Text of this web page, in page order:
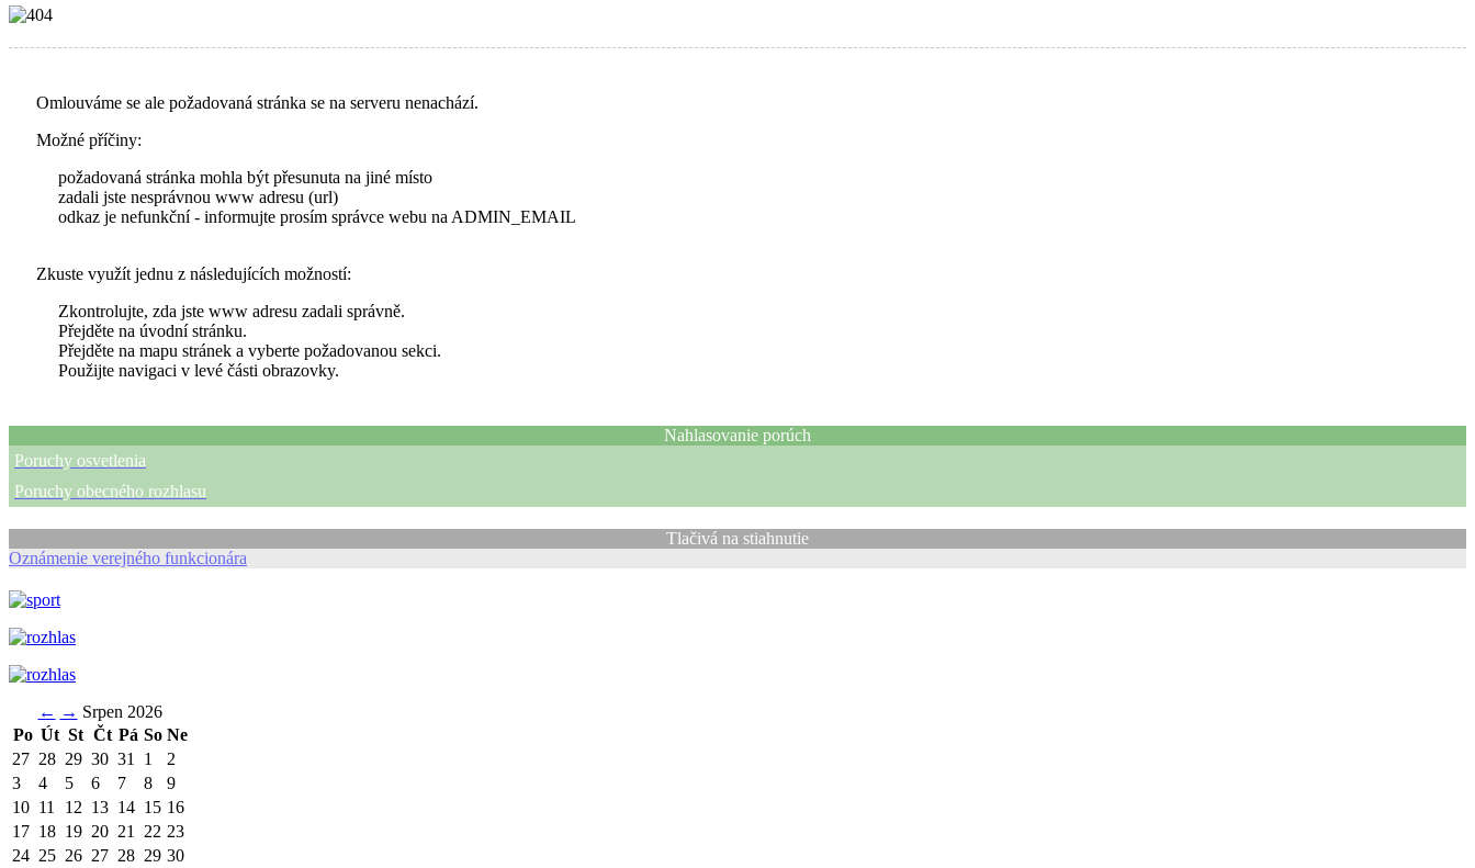
Omlouváme se ale požadovaná stránka se na serveru nenachází.
Možné příčiny:
požadovaná stránka mohla být přesunuta na jiné místo
zadali jste nesprávnou www adresu (url)
odkaz je nefunkční - informujte prosím správce webu na ADMIN_EMAIL
Zkuste využít jednu z následujících možností:
Zkontrolujte, zda jste www adresu zadali správně.
Přejděte na úvodní stránku.
Přejděte na mapu stránek a vyberte požadovanou sekci.
Použijte navigaci v levé části obrazovky.
Nahlasovanie porúch
Poruchy osvetlenia
Poruchy obecného rozhlasu
Tlačivá na stiahnutie
Oznámenie verejného funkcionára
← → Srpen 2026
Po Út St Čt Pá So Ne
27 28 29 30 31 1
2
3
4 5 6 7 8
9
10 11 12 13 14 15 16
17 18 19 20 21 22 23
24 25 26 27 28 29 30